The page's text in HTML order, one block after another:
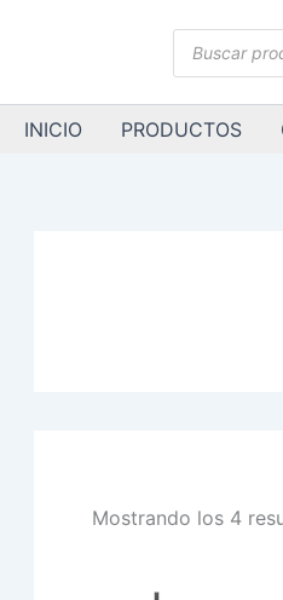
Búsqueda
INICIO PRODUCTOS
Mostrando los 4